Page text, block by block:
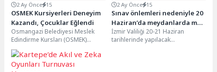
2 Ay Önce 15
OSMEK Kursiyerleri Deneyim
Kazandı, Çocuklar Eğlendi
Osmangazi Belediyesi Meslek
Edindirme Kursları (OSMEK)
bünyesinde düzenlenen Okul
Öncesi Çocuk Gelişimi Kursu’na
katılan kursiyerler,...
2 Ay Önce 15
Sınav önlemleri nedeniyle 20
Haziran’da meydanlarda maç
yayını yapılamayacak
İzmir Valiliği 20-21 Haziran
tarihlerinde yapılacak